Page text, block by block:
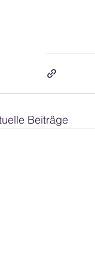
Beiträge